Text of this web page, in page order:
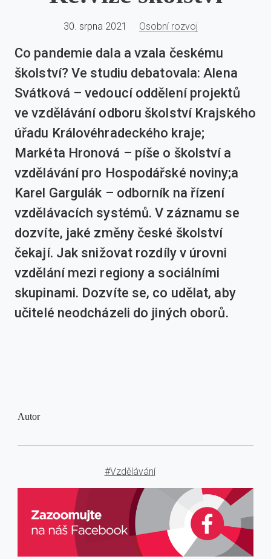
30. srpna 2021 Osobní rozvoj
Co pandemie dala a vzala českému
školství? Ve studiu debatovala: Alena
Svátková – vedoucí oddělení projektů
ve vzdělávání odboru školství Krajského
úřadu Královéhradeckého kraje;
Markéta Hronová – píše o školství a
vzdělávání pro Hospodářské noviny;a
Karel Gargulák – odborník na řízení
vzdělávacích systémů. V záznamu se
dozvíte, jaké změny české školství
čekají. Jak snižovat rozdíly v úrovni
vzdělání mezi regiony a sociálními
skupinami. Dozvíte se, co udělat, aby
učitelé neodcházeli do jiných oborů.
Autor
#Vzdělávání